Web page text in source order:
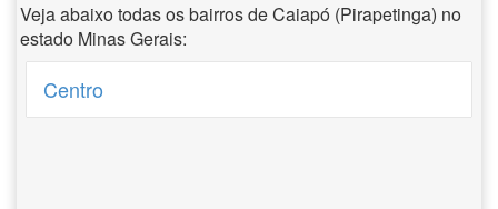
Veja abaixo todas os bairros de Caiapó (Pirapetinga) no
estado Minas Gerais:
Centro